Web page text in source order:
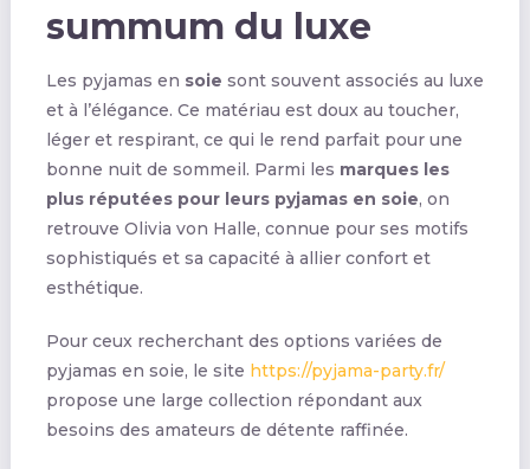
summum du luxe
Les pyjamas en soie sont souvent associés au luxe
et à l’élégance. Ce matériau est doux au toucher,
léger et respirant, ce qui le rend parfait pour une
bonne nuit de sommeil. Parmi les marques les
plus réputées pour leurs pyjamas en soie, on
retrouve Olivia von Halle, connue pour ses motifs
sophistiqués et sa capacité à allier confort et
esthétique.
Pour ceux recherchant des options variées de
pyjamas en soie, le site https://pyjama-party.fr/
propose une large collection répondant aux
besoins des amateurs de détente raffinée.